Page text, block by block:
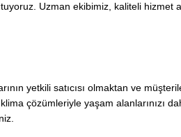
Uzman ekibimiz, kaliteli hizmet
yetkili satıcısı olmaktan ve
çözümleriyle yaşam alanlarınızı